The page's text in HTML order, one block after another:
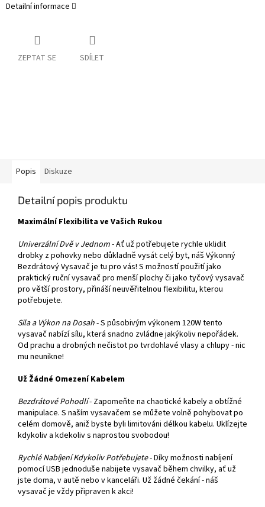
Detailní informace
ZEPTAT SE SDÍLET
Popis Diskuze
Detailní popis produktu
Maximální Flexibilita ve Vašich Rukou
Univerzální Dvě v Jednom- Ať už potřebujete rychle uklidit
drobky z pohovky nebo důkladně vysát celý byt, náš Výkonný
Bezdrátový Vysavač je tu pro vás! S možností použití jako
praktický ruční vysavač pro menší plochy či jako tyčový vysavač
pro větší prostory, přináší neuvěřitelnou flexibilitu, kterou
potřebujete.
Sila a Výkon na Dosah- S působivým výkonem 120W tento
vysavač nabízí sílu, která snadno zvládne jakýkoliv nepořádek.
Od prachu a drobných nečistot po tvrdohlavé vlasy a chlupy - nic
mu neunikne!
Už Žádné Omezení Kabelem
Bezdrátové Pohodlí- Zapomeňte na chaotické kabely a obtížné
manipulace. S naším vysavačem se můžete volně pohybovat po
celém domově, aniž byste byli limitováni délkou kabelu. Uklízejte
kdykoliv a kdekoliv s naprostou svobodou!
Rychlé Nabíjení Kdykoliv Potřebujete- Díky možnosti nabíjení
pomocí USB jednoduše nabijete vysavač během chvilky, ať už
jste doma, v autě nebo v kanceláři. Už žádné čekání - náš
vysavač je vždy připraven k akci!